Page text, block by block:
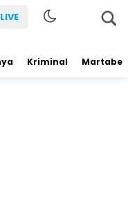
LIVE
Kriminal Martabe